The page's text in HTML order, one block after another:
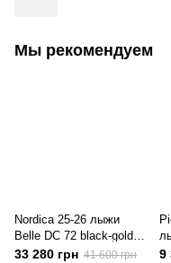
Мы рекомендуем
Nordica 25-26 лыжи
Belle DC 72 black-gold
150 см
33 280 грн 41 600 грн 9